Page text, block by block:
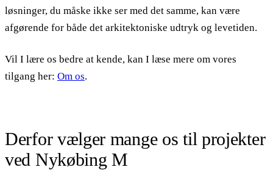
løsninger, du måske ikke ser med det samme, kan være
afgørende for både det arkitektoniske udtryk og levetiden.
Vil I lære os bedre at kende, kan I læse mere om vores
tilgang her: Om os.
Derfor vælger mange os til projekter
ved Nykøbing M